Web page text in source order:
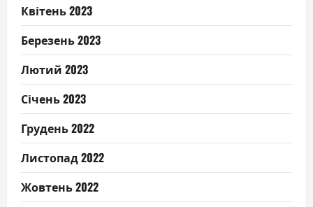
Квітень 2023
Березень 2023
Лютий 2023
Січень 2023
Грудень 2022
Листопад 2022
Жовтень 2022